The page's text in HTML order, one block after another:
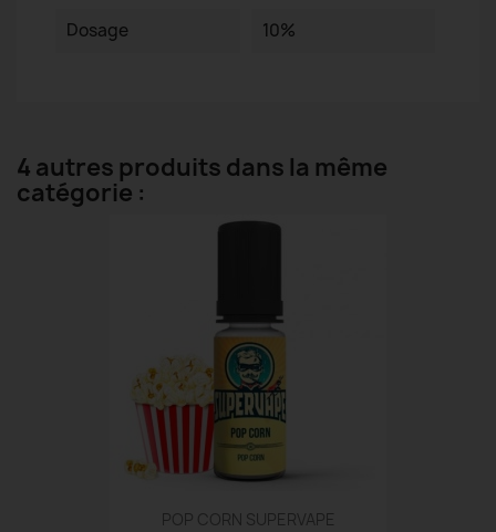
Dosage 10%
4 autres produits dans la même
catégorie :
POP CORN SUPERVAPE